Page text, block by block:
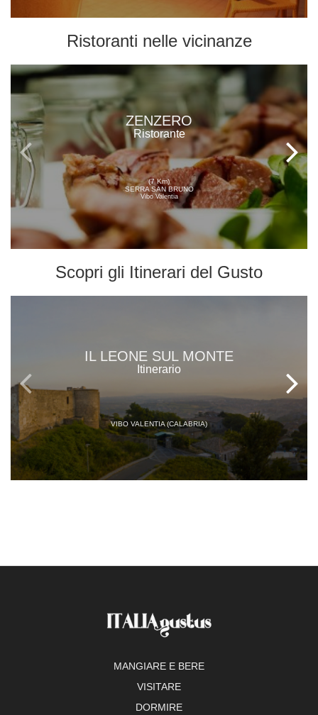
Ristoranti nelle vicinanze
ZENZERO
Ristorante
(7 Km)
SERRA SAN BRUNO
Vibo Valentia
Scopri gli Itinerari del Gusto
IL LEONE SUL MONTE
Itinerario
VIBO VALENTIA (CALABRIA)
MANGIARE E BERE
VISITARE
DORMIRE